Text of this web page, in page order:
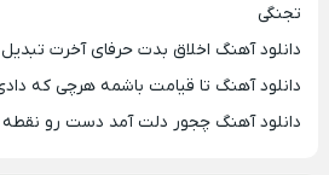
تجنگی
دانلود آهنگ اخلاق بدت حرفای آخرت تبدیل
دانلود آهنگ تا قیامت باشمه هرچی که دادی
دانلود آهنگ چجور دلت آمد دست رو نقطه